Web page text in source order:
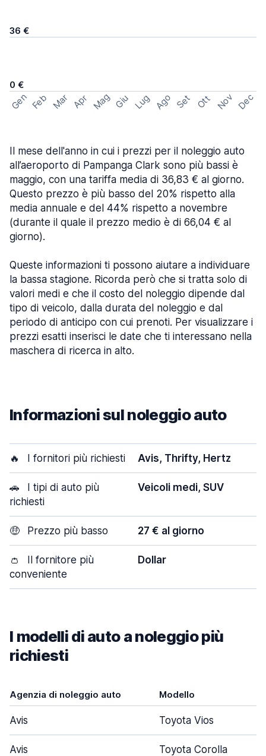
36 €
0 €
Gen Feb Mar Apr Mag Giu Lug Ago Set Ott Nov Dec
Il mese dell'anno in cui i prezzi per il noleggio auto
all’aeroporto di Pampanga Clark sono più bassi è
maggio, con una tariffa media di 36,83 € al giorno.
Questo prezzo è più basso del 20% rispetto alla
media annuale e del 44% rispetto a novembre
(durante il quale il prezzo medio è di 66,04 € al
giorno).
Queste informazioni ti possono aiutare a individuare
la bassa stagione. Ricorda però che si tratta solo di
valori medi e che il costo del noleggio dipende dal
tipo di veicolo, dalla durata del noleggio e dal
periodo di anticipo con cui prenoti. Per visualizzare i
prezzi esatti inserisci le date che ti interessano nella
maschera di ricerca in alto.
Informazioni sul noleggio auto
🔥 I fornitori più richiesti Avis, Thrifty, Hertz
🚗
I tipi di auto più
richiesti
Veicoli medi, SUV
🤑 Prezzo più basso 27 € al giorno
👛
Il fornitore più
conveniente
Dollar
I modelli di auto a noleggio più
richiesti
Agenzia di noleggio auto Modello
Avis Toyota Vios
Avis Toyota Corolla